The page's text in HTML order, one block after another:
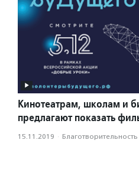
Кинотеатрам, школам и
предлагают показать
15.11.2019 ·